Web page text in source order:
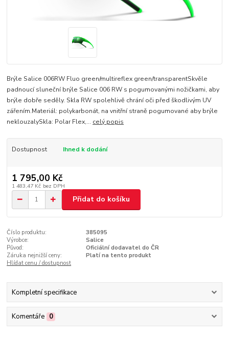
Brýle Salice 006RW Fluo green/multireflex green/transparentSkvěle
padnoucí sluneční brýle Salice 006 RW s pogumovanými nožičkami, aby
brýle dobře seděly. Skla RW spolehlivě chrání oči před škodlivým UV
zářením.Materiál: polykarbonát, na vnitřní straně pogumované aby brýle
neklouzalySkla: Polar Flex,... celý popis
Dostupnost Ihned k dodání
1 795,00 Kč
1 483,47 Kč bez DPH
Přidat do košíku
Číslo produktu:
385095
Výrobce:
Salice
Původ:
Oficiální dodavatel do ČR
Záruka nejnižší ceny:
Platí na tento produkt
Hlídat cenu / dostupnost
Kompletní specifikace
Komentáře 0